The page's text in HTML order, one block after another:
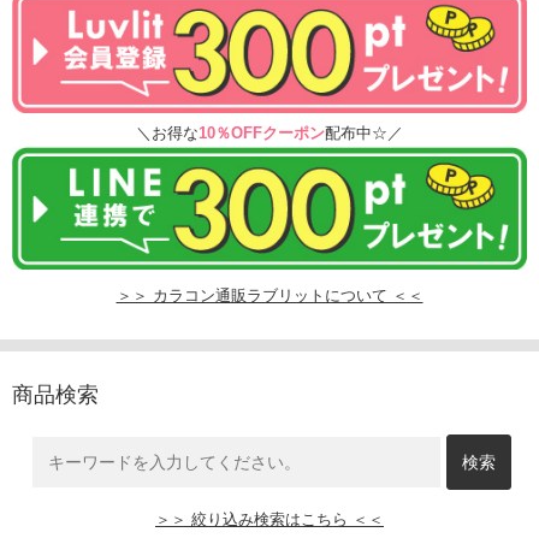
＼お得な10％OFFクーポン配布中☆／
＞＞ カラコン通販ラブリットについて ＜＜
商品検索
＞＞ 絞り込み検索はこちら ＜＜